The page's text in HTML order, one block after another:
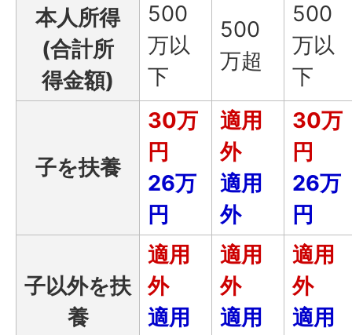
本人所得
(合計所
得金額)
500
万以
下
500
万超
500
万以
下
子を扶養
30万
円
26万
円
適用
外
適用
外
30万
円
26万
円
子以外を扶
養
適用
外
適用
適用
外
適用
適用
外
適用